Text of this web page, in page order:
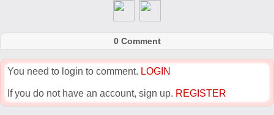
0 Comment
You need to login to comment. LOGIN
If you do not have an account, sign up. REGISTER